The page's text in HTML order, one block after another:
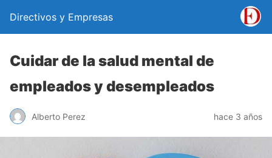
Directivos y Empresas
Cuidar de la salud mental de
empleados y desempleados
Alberto Perez hace 3 años